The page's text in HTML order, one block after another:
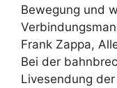
Bewegung und
Frank Zappa,
Bei der
Livesendung